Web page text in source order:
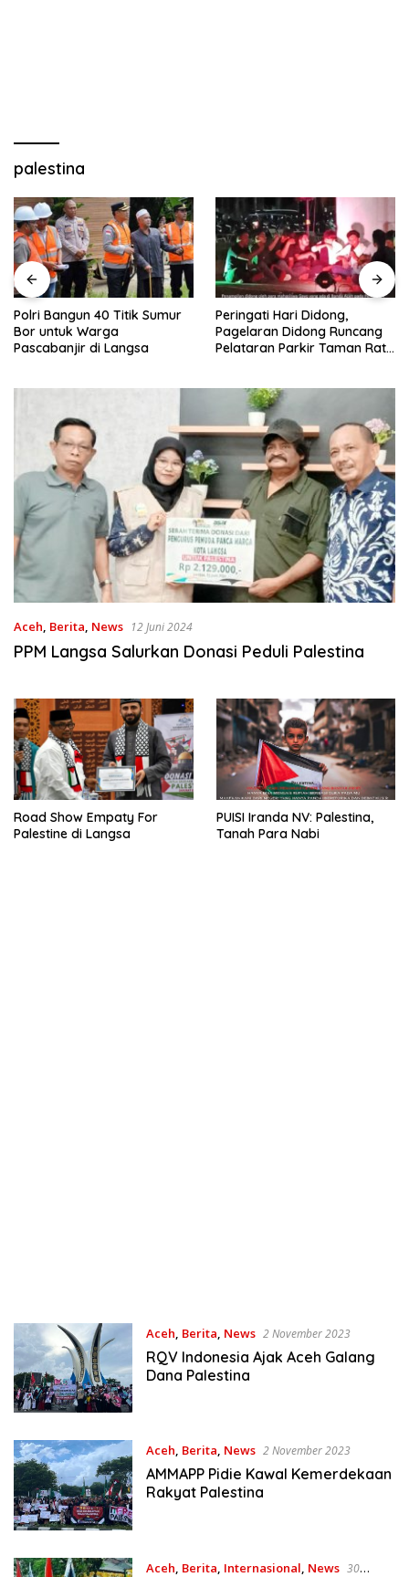
palestina
Polri Bangun 40 Titik Sumur
Bor untuk Warga
Pascabanjir di Langsa
Peringati Hari Didong,
Pagelaran Didong Runcang
Pelataran Parkir Taman Ratu
Aceh, Berita, News 12 Juni 2024
PPM Langsa Salurkan Donasi Peduli Palestina
Road Show Empaty For
Palestine di Langsa
PUISI Iranda NV: Palestina,
Tanah Para Nabi
Aceh, Berita, News 2 November 2023
RQV Indonesia Ajak Aceh Galang
Dana Palestina
Aceh, Berita, News 2 November 2023
AMMAPP Pidie Kawal Kemerdekaan
Rakyat Palestina
Aceh, Berita, Internasional, News 30